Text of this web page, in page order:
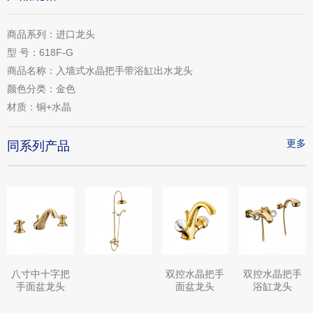
商品系列： 进口龙头
型 号： 618F-G
商品名称： 入墙式水晶把手带浴缸出水龙头
颜色分类： 金色
材质： 铜+水晶
同系列产品 更多
八寸中十字把
手面盆龙头
双控水晶把手
面盆龙头
双控水晶把手
浴缸龙头